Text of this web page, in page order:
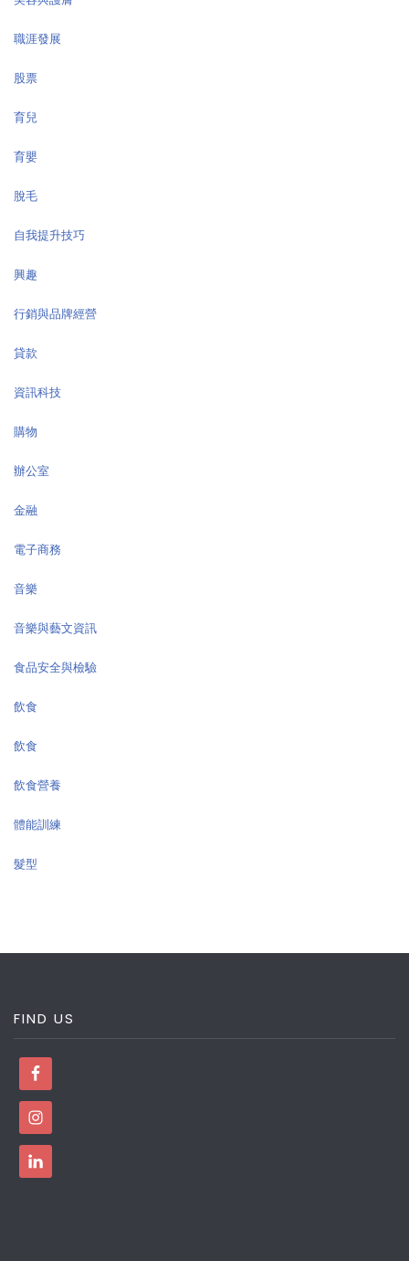
職涯發展
股票
育兒
育嬰
脫毛
自我提升技巧
興趣
行銷與品牌經營
貸款
資訊科技
購物
辦公室
金融
電子商務
音樂
音樂與藝文資訊
食品安全與檢驗
飲食
飲食
飲食營養
體能訓練
髮型
FIND US